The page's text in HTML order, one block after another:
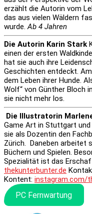
erzählt die Autorin vom
das aus vielen Wäldern
wurde.Ab 4 Jahren
Die Autorin Karin Stark
einen der ersten
hat sie auch ihre
Geschichten entdeckt.
dem Leben ihrer Hunde.
Wolf“ von Günther Bloch
sie nicht mehr los.
Die Illustratorin
Game Art in Stuttgart
sie als Dozentin den
Zürich. Daneben arbeitet
Büchern und Spielen.
Spezialität ist das
thekunterbunter.de
Kontent: instagram.com/
PC Fernwartung